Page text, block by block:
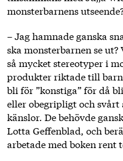
monsterbarnens
– Jag hamnade ganska
ska monsterbarnen se
så mycket stereotyper i
produkter riktade till
bli för ”konstiga” för då
eller obegripligt och
känslor. De behövde
Lotta Geffenblad, och
arbetade med boken rent